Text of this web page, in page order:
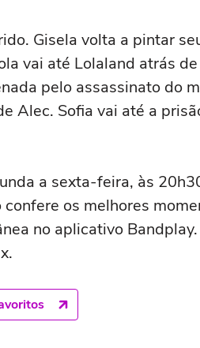
Gisela volta a pintar
vai até Lolaland atrás
pelo assassinato do
Alec. Sofia vai até a
a sexta-feira, às
os melhores
no aplicativo